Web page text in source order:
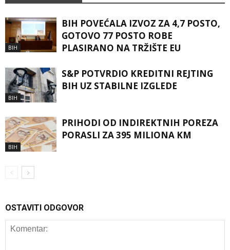
BIH
BIH POVEĆALA IZVOZ ZA 4,7 POSTO,
GOTOVO 77 POSTO ROBE
PLASIRANO NA TRŽIŠTE EU
BIH
S&P POTVRDIO KREDITNI REJTING
BIH UZ STABILNE IZGLEDE
BIH
PRIHODI OD INDIREKTNIH POREZA
PORASLI ZA 395 MILIONA KM
OSTAVITI ODGOVOR